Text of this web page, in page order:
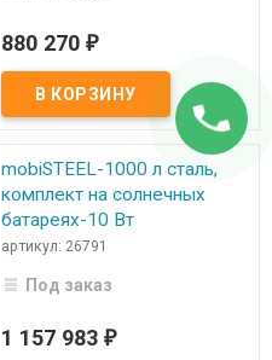
880 270 ₽
mobiSTEEL-1000 л сталь,
комплект на солнечных
батареях-10 Вт
артикул: 26791
Под заказ
1 157 983 ₽